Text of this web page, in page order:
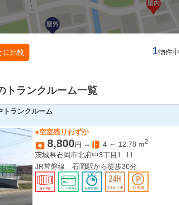
に比較 1物件中
トランクルーム一覧
ランクルーム
●空室残りわずか
8,800円 ～ 4 ～ 12.78 m2
茨城県石岡市北府中3丁目1−11
JR常磐線 石岡駅から徒歩30分